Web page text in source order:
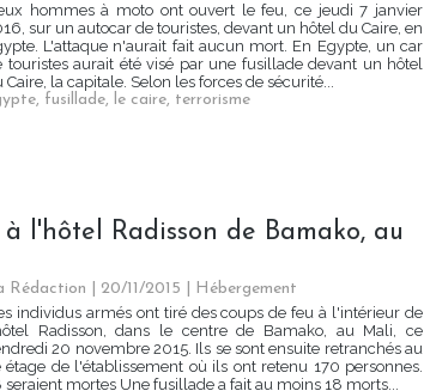
hommes à moto ont ouvert le feu, ce jeudi 7 janvier
sur un autocar de touristes, devant un hôtel du Caire, en
L'attaque n'aurait fait aucun mort. En Egypte, un car
touristes aurait été visé par une fusillade devant un hôtel
Caire, la capitale. Selon les forces de sécurité...
, fusillade, le caire, terrorisme
l'hôtel Radisson de Bamako, au
Rédaction | 20/11/2015
Hébergement
individus armés ont tiré des coups de feu à l'intérieur de
Radisson, dans le centre de Bamako, au Mali, ce
20 novembre 2015. Ils se sont ensuite retranchés au
étage de l'établissement où ils ont retenu 170 personnes.
seraient mortes Une fusillade a fait au moins 18 morts...